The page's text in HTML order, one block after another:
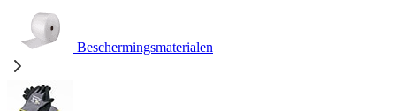
Beschermingsmaterialen